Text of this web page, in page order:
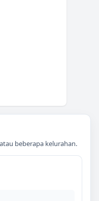
beberapa kelurahan.